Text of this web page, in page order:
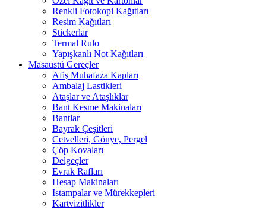
Renkli Fotokopi Kağıtları
Resim Kağıtları
Stickerlar
Termal Rulo
Yapışkanlı Not Kağıtları
Masaüstü Gereçler
Afiş Muhafaza Kapları
Ambalaj Lastikleri
Ataşlar ve Ataşlıklar
Bant Kesme Makinaları
Bantlar
Bayrak Çeşitleri
Cetvelleri, Gönye, Pergel
Çöp Kovaları
Delgeçler
Evrak Rafları
Hesap Makinaları
Istampalar ve Mürekkepleri
Kartvizitlikler